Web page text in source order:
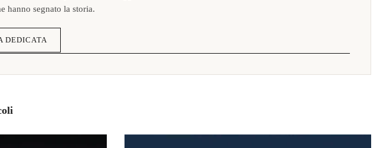
hanno segnato la storia.
DEDICATA